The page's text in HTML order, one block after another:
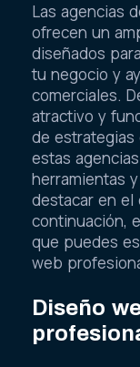
Las agencias
ofrecen un
diseñados
tu negocio y
comerciales.
atractivo y
de estrategias
estas
herramientas
destacar en el
continuación,
que puedes
web
Diseño